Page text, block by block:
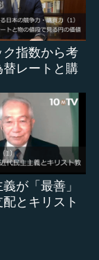
係ないのであ
るキャーズィ
労者墓苑の記
ィム・カラベ
います。この
ました。
ィムサルさん
さんたちの家が
て、キャーズィ
る場所です。海
...
ク指数から考
替レートと購
が「最善」
とキリスト